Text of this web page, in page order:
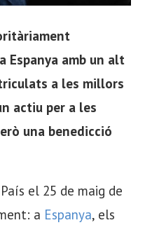
Espanya amb un alt
a les millors
actiu per a les
una benedicció
el 25 de maig de
a Espanya, els